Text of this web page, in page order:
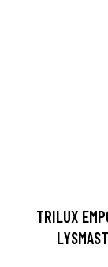
TRILUX